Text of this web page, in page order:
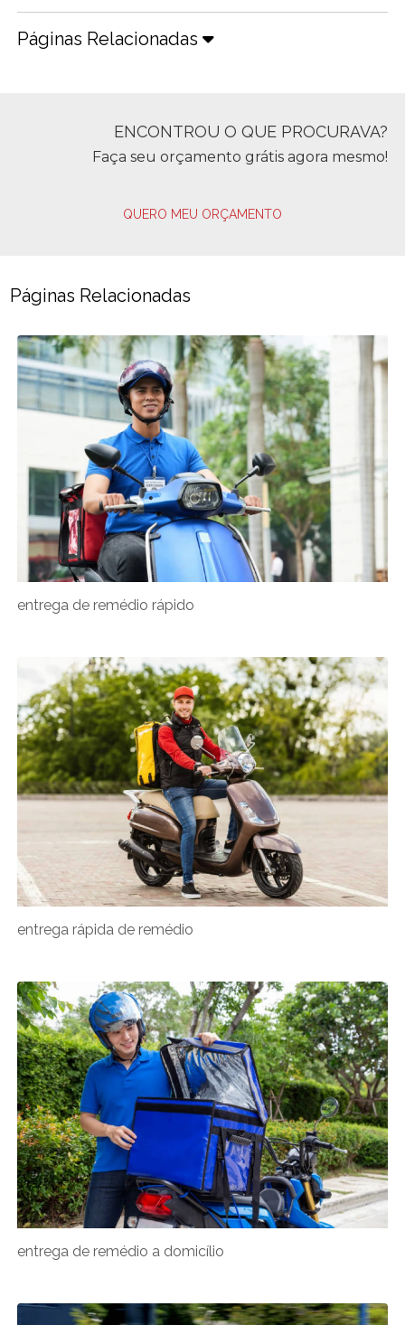
Páginas Relacionadas
ENCONTROU O QUE PROCURAVA?
Faça seu orçamento grátis agora mesmo!
QUERO MEU ORÇAMENTO
Páginas Relacionadas
entrega de remédio rápido
entrega rápida de remédio
entrega de remédio a domicílio